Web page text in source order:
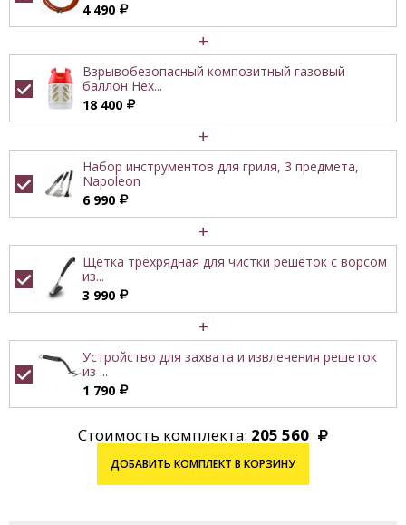
4 490
+
Взрывобезопасный композитный газовый
баллон Hex...
18 400
+
Набор инструментов для гриля, 3 предмета,
Napoleon
6 990
+
Щётка трёхрядная для чистки решёток с ворсом
из...
3 990
+
Устройство для захвата и извлечения решеток
из ...
1 790
Стоимость комплекта: 205 560
ДОБАВИТЬ КОМПЛЕКТ В КОРЗИНУ